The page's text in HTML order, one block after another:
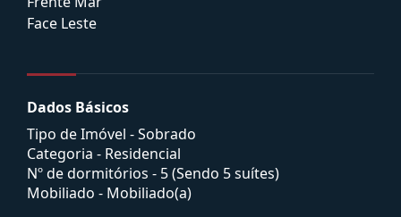
Face Leste
Dados Básicos
Tipo de Imóvel - Sobrado
Categoria - Residencial
Nº de dormitórios - 5 (Sendo 5 suítes)
Mobiliado - Mobiliado(a)